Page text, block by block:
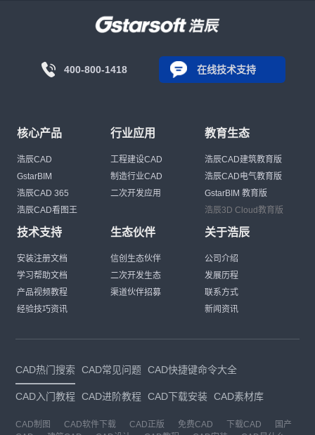
400-800-1418 在线技术支持
核心产品
浩辰CAD
GstarBIM
浩辰CAD 365
浩辰CAD看图王
行业应用
工程建设CAD
制造行业CAD
二次开发应用
教育生态
浩辰CAD建筑教育版
浩辰CAD电气教育版
GstarBIM 教育版
浩辰3D Cloud教育版
技术支持
安装注册文档
学习帮助文档
产品视频教程
经验技巧资讯
生态伙伴
信创生态伙伴
二次开发生态
渠道伙伴招募
关于浩辰
公司介绍
发展历程
联系方式
新闻资讯
CAD热门搜索 CAD常见问题 CAD快捷键命令大全
CAD入门教程 CAD进阶教程 CAD下载安装 CAD素材库
CAD制图 CAD软件下载 CAD正版 免费CAD 下载CAD
国产